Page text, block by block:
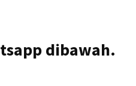
dibawah.